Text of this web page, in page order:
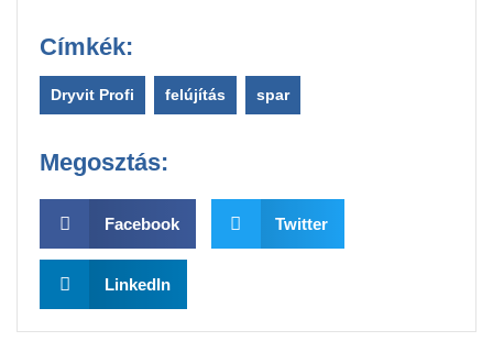
Címkék:
Dryvit Profi felújítás spar
Megosztás:
Facebook Twitter
LinkedIn